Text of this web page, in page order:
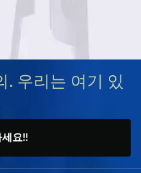
. 우리는 여기 있
요!!